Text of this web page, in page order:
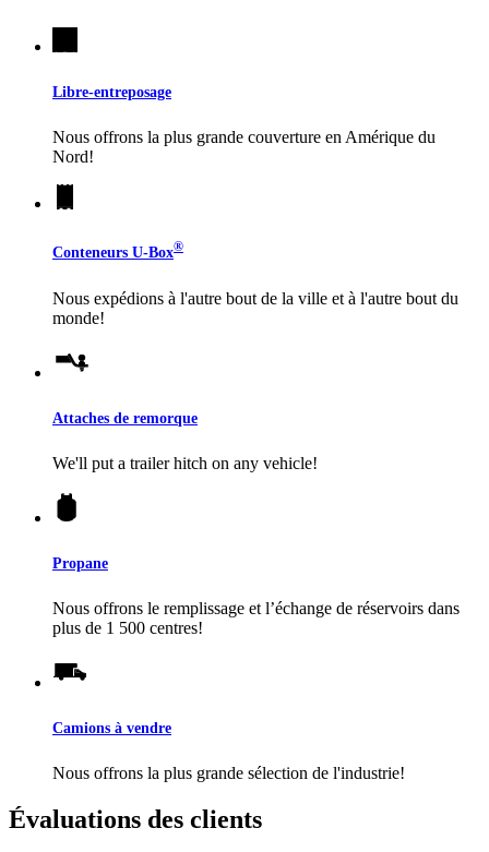
Libre-entreposage
Nous offrons la plus grande couverture en Amérique du
Nord!
Conteneurs U-Box®
Nous expédions à l'autre bout de la ville et à l'autre bout du
monde!
Attaches de remorque
We'll put a trailer hitch on any vehicle!
Propane
Nous offrons le remplissage et l’échange de réservoirs dans
plus de 1 500 centres!
Camions à vendre
Nous offrons la plus grande sélection de l'industrie!
Évaluations des clients